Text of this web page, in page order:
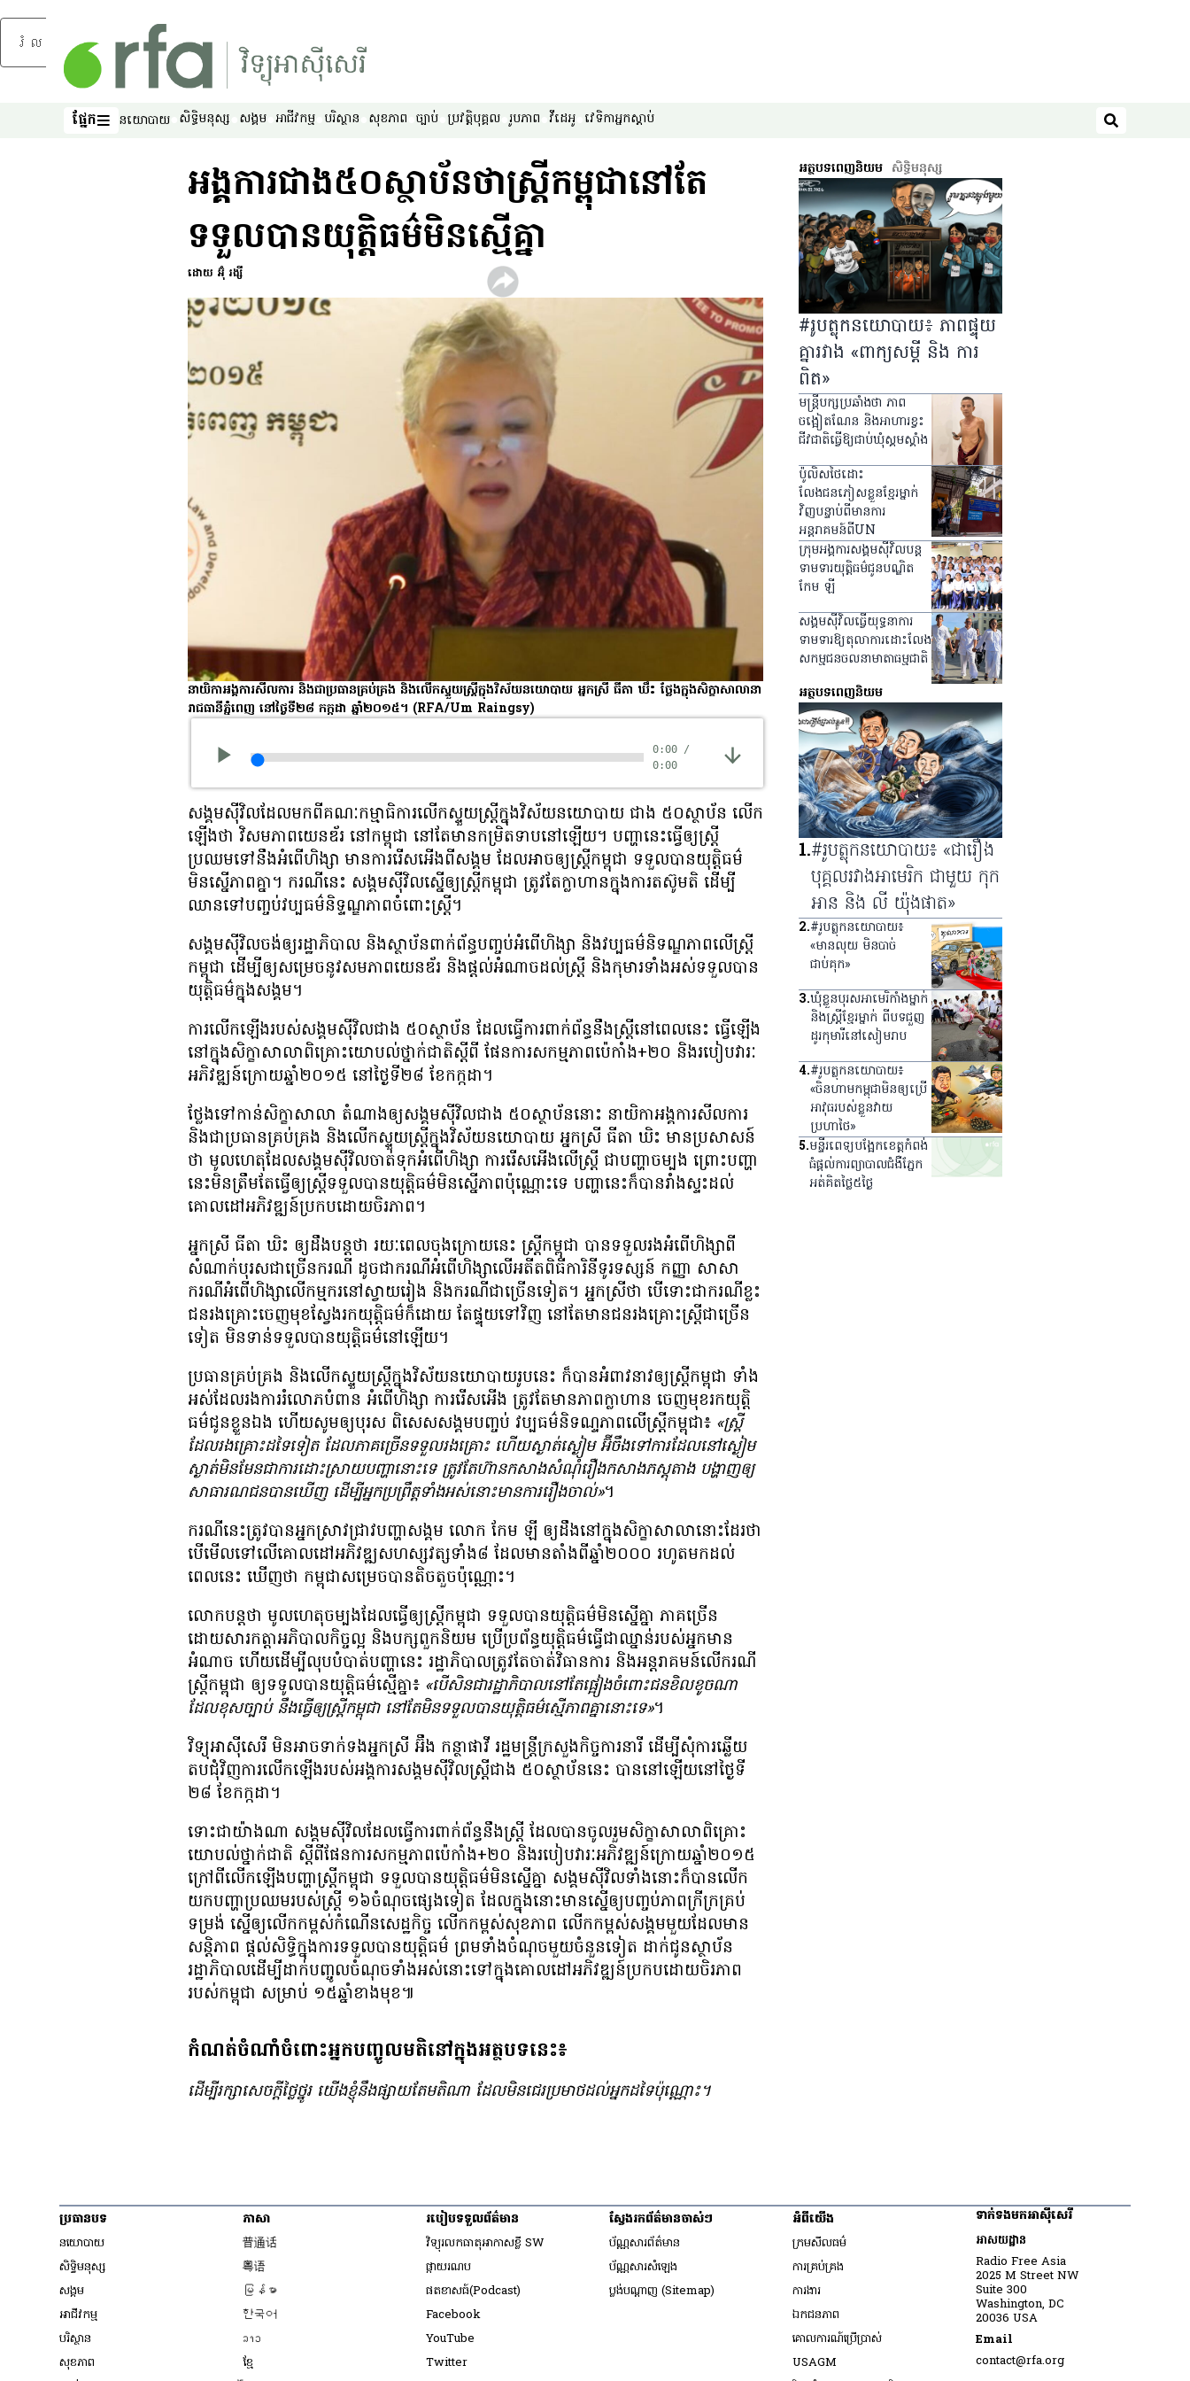
រំលងទៅមាតិកាចម្បង
ផ្នែក
ផ្នែក នយោបាយ សិទ្ធិ​មនុស្ស សង្គម អាជីវកម្ម បរិស្ថាន សុខភាព ច្បាប់ ប្រវត្តិបុគ្គល រូបភាព វីដេអូ វេទិកា​អ្នក​ស្ដាប់
ស្វែងរក
អង្គការ​ជាង​៥០​ស្ថាប័ន​ថា​ស្ត្រី​កម្ពុជា​នៅ​តែ​
ទទួល​បាន​យុត្តិធម៌​មិន​ស្មើ​​គ្នា
ដោយ អ៊ុំ រង្សី
នាយិកា​អង្គការ​សីលការ និង​ជា​ប្រធាន​គ្រប់គ្រង និង​លើក​ស្ទួយ​ស្ត្រី​ក្នុង​វិស័យ​នយោបាយ អ្នកស្រី ធីតា ឃឹះ ថ្លែង​ក្នុង​សិក្ខាសាលា​នា​
រាជធានី​ភ្នំពេញ នៅ​ថ្ងៃ​ទី​២៨ កក្កដា ឆ្នាំ​២០១៥។ (RFA/Um Raingsy)
0:00 /
0:00
សង្គម​ស៊ីវិល​ដែល​មក​ពី​គណៈកម្មាធិការ​លើក​ស្ទួយ​ស្ត្រី​ក្នុង​វិស័យ​នយោបាយ ជាង ៥០​ស្ថាប័ន លើក​
ឡើង​ថា វិសមភាព​យេនឌ័រ នៅ​កម្ពុជា នៅ​តែ​មាន​កម្រិត​ទាប​នៅ​ឡើយ។ បញ្ហា​នេះ​ធ្វើ​ឲ្យ​ស្ត្រី​
ប្រឈម​ទៅ​នឹង​អំពើ​ហិង្សា មាន​ការ​រើសអើង​ពី​សង្គម ដែល​អាច​ឲ្យ​ស្ត្រី​កម្ពុជា ទទួល​បាន​យុត្តិធម៌​
មិន​ស្នើ​ភាព​គ្នា។ ករណី​នេះ សង្គម​ស៊ីវិល​ស្នើ​ឲ្យ​ស្ត្រី​កម្ពុជា ត្រូវ​តែ​ក្លាហាន​ក្នុង​ការ​តស៊ូ​មតិ ដើម្បី​
ឈាន​ទៅ​បញ្ចប់​វប្បធម៌​និទ្ទណ្ឌភាព​ចំពោះ​ស្ត្រី។
សង្គម​ស៊ីវិល​ចង់​ឲ្យ​រដ្ឋាភិបាល និង​ស្ថាប័ន​ពាក់ព័ន្ធ​បញ្ចប់​អំពើ​ហិង្សា និង​វប្បធម៌​និទណ្ឌភាព​លើ​ស្ត្រី​
កម្ពុជា ដើម្បី​ឲ្យ​សម្រេច​នូវ​សមភាព​យេនឌ័រ និង​ផ្ដល់​អំណាច​ដល់​ស្ត្រី និង​កុមារ​ទាំង​អស់​ទទួល​បាន​
យុត្តិធម៌​ក្នុង​សង្គម។
​ការ​លើក​ឡើង​របស់​សង្គម​ស៊ីវិល​ជាង ៥០​ស្ថាប័ន ដែល​ធ្វើការ​ពាក់ព័ន្ធ​នឹង​ស្ត្រី​នៅ​ពេល​នេះ ធ្វើ​ឡើង​
នៅ​ក្នុង​សិក្ខាសាលា​ពិគ្រោះ​យោបល់​ថ្នាក់​ជាតិ​ស្ដីពី ផែនការ​សកម្មភាព​ប៉េកាំង+២០ និង​របៀបវារៈ​
អភិវឌ្ឍន៍​ក្រោយ​ឆ្នាំ​២០១៥ នៅ​ថ្ងៃ​ទី​២៨ ខែ​កក្កដា។
ថ្លែង​ទៅ​កាន់​សិក្ខាសាលា តំណាង​ឲ្យ​សង្គម​ស៊ីវិល​ជាង ៥០​ស្ថាប័ន​នោះ នាយិកា​អង្គការ​សីលការ
និង​ជា​ប្រធាន​គ្រប់គ្រង និង​លើក​ស្ទួយ​ស្ត្រី​ក្នុង​វិស័យ​នយោបាយ អ្នកស្រី ធីតា ឃិះ មាន​ប្រសាសន៍​
ថា មូលហេតុ​ដែល​សង្គម​ស៊ីវិល​ចាត់​ទុក​អំពើ​ហិង្សា ការ​រើស​អើង​លើ​ស្ត្រី ជា​បញ្ហា​ចម្បង ព្រោះ​បញ្ហា​
នេះ​មិន​ត្រឹមតែ​ធ្វើ​ឲ្យ​ស្ត្រី​ទទួល​បាន​យុត្តិធម៌​មិន​ស្នើ​ភាព​ប៉ុណ្ណោះ​ទេ បញ្ហា​នេះ​ក៏​បាន​រាំងស្ទះ​ដល់​
គោលដៅ​អភិវឌ្ឍន៍​ប្រកប​ដោយ​ចិរភាព។
អ្នកស្រី ធីតា ឃិះ ឲ្យ​ដឹង​បន្ត​ថា រយៈពេល​ចុង​ក្រោយ​នេះ ស្ត្រី​កម្ពុជា បាន​ទទួល​រង​អំពើ​ហិង្សា​ពី​
សំណាក់​បុរស​ជា​ច្រើន​ករណី ដូចជា​ករណី​អំពើ​ហិង្សា​លើ​អតីត​ពិធី​ការិនី​ទូរទស្សន៍ កញ្ញា សាសា
ករណី​អំពើ​ហិង្សា​លើ​កម្មករ​នៅ​ស្វាយរៀង និង​ករណី​ជា​ច្រើន​ទៀត។ អ្នកស្រី​ថា បើ​ទោះ​ជា​ករណី​ខ្លះ
ជន​រង​គ្រោះ​ចេញ​មុខ​ស្វែង​រក​យុត្តិធម៌​ក៏ដោយ តែ​ផ្ទុយ​ទៅ​វិញ នៅ​តែ​មាន​ជន​រង​គ្រោះ​ស្ត្រី​ជា​ច្រើន​
ទៀត មិន​ទាន់​ទទួល​បាន​យុត្តិធម៌​នៅ​ឡើយ។
ប្រធាន​គ្រប់គ្រង និង​លើក​ស្ទួយ​ស្ត្រី​ក្នុង​វិស័យ​នយោបាយ​រូប​នេះ ក៏​បាន​អំពាវនាវ​ឲ្យ​ស្ត្រី​កម្ពុជា ទាំង​
អស់​ដែល​រង​ការ​រំលោភ​បំពាន អំពើ​ហិង្សា ការ​រើសអើង ត្រូវ​តែ​មាន​ភាព​ក្លាហាន ចេញមុខ​រក​យុត្តិ
ធម៌​ជូន​ខ្លួន​ឯង ហើយ​សូម​ឲ្យ​បុរស ពិសេស​សង្គម​បញ្ចប់ វប្បធម៌​និទណ្ទភាព​លើ​ស្ត្រី​កម្ពុជា៖ «ស្ត្រី​
ដែល​រង​គ្រោះ​ដទៃ​ទៀត ដែល​ភាគ​ច្រើន​ទទួល​រង​គ្រោះ ហើយ​ស្ងាត់ស្ងៀម អ៊ីចឹង​ទៅ​ការ​ដែល​នៅ​ស្ងៀម
ស្ងាត់​មិន​មែន​ជា​ការ​ដោះស្រាយ​បញ្ហា​នោះ​ទេ ត្រូវ​តែ​ហ៊ាន​កសាង​សំណុំរឿង​កសាង​ភស្តុតាង បង្ហាញ​ឲ្យ​
សាធារណជន​បាន​ឃើញ ដើម្បី​អ្នក​ប្រព្រឹត្ត​ទាំង​អស់​នោះ​មាន​ការ​រឿង​ចាល់»។
ករណី​នេះ​ត្រូវ​បាន​អ្នក​ស្រាវជ្រាវ​បញ្ហា​សង្គម លោក កែម ឡី ឲ្យ​ដឹង​នៅ​ក្នុង​សិក្ខាសាលា​នោះ​ដែរ​ថា
បើ​មើល​ទៅ​លើ​គោលដៅ​អភិវឌ្ឍ​សហស្សវត្ស​ទាំង​៨ ដែល​មាន​តាំង​ពី​ឆ្នាំ​២០០០ រហូត​មក​ដល់​
ពេល​នេះ ឃើញ​ថា កម្ពុជា​សម្រេច​បាន​តិចតួច​ប៉ុណ្ណោះ។
លោក​បន្ត​ថា មូលហេតុ​ចម្បង​ដែល​ធ្វើ​ឲ្យ​ស្ត្រី​កម្ពុជា ទទួល​បាន​យុត្តិធម៌​មិន​ស្នើ​គ្នា ភាគច្រើន​
ដោយសារ​កត្តា​អភិបាលកិច្ច​ល្អ និង​បក្សពួក​និយម ប្រើ​ប្រព័ន្ធ​យុត្តិធម៌​ធ្វើ​ជា​ឈ្នាន់​របស់​អ្នក​មាន​
អំណាច ហើយ​ដើម្បី​លុប​បំបាត់​បញ្ហា​នេះ រដ្ឋាភិបាល​ត្រូវ​តែ​ចាត់​វិធានការ និង​អន្តរាគមន៍​លើ​ករណី​
ស្ត្រី​កម្ពុជា ឲ្យ​ទ​ទូល​បាន​យុត្តិធម៌​ស្មើ​គ្នា៖ «បើសិនជា​រដ្ឋាភិបាល​នៅ​តែ​ផ្អៀង​ចំពោះ​ជន​ខិលខូច​ណា​
ដែល​ខុស​ច្បាប់ នឹង​ធ្វើ​ឲ្យ​ស្ត្រី​កម្ពុជា នៅ​តែ​មិន​ទទួល​បាន​យុត្តិធម៌​ស្មើភាព​គ្នា​នោះ​ទេ»។
​វិទ្យុ​អាស៊ីសេរី មិន​អាច​ទាក់ទង​អ្នកស្រី អ៊ឹង កន្ថាផាវី រដ្ឋមន្ត្រី​ក្រសួង​កិច្ចការ​នារី ដើម្បី​សុំ​ការ​ឆ្លើយ​
តប​ជុំវិញ​ការ​លើក​ឡើង​របស់​អង្គការ​សង្គម​ស៊ីវិល​ស្ត្រី​ជាង ៥០​ស្ថាប័ន​នេះ បាន​នៅ​ឡើយ​នៅ​ថ្ងៃ​ទី​
២៨ ខែ​កក្កដា។
ទោះ​ជា​យ៉ាង​ណា សង្គម​ស៊ីវិល​ដែល​ធ្វើការ​ពាក់ព័ន្ធ​នឹង​ស្ត្រី ដែល​បាន​ចូលរួម​សិក្ខាសាលា​ពិគ្រោះ​
យោបល់​ថ្នាក់​ជាតិ ស្ដីពី​ផែនការ​សកម្មភាព​ប៉េកាំង+២០ និង​របៀបវារៈ​អភិវឌ្ឍន៍​ក្រោយ​ឆ្នាំ​២០១៥
ក្រៅ​ពី​លើក​ឡើង​បញ្ហា​ស្ត្រី​កម្ពុជា ទទួល​បាន​យុត្តិធម៌​មិន​ស្នើ​គ្នា សង្គម​ស៊ីវិល​ទាំង​នោះ​ក៏​បាន​លើក​
យក​បញ្ហា​ប្រឈម​របស់​ស្ត្រី ១៦​ចំណុច​ផ្សេង​ទៀត ដែល​ក្នុង​នោះ​មាន​ស្នើ​ឲ្យ​បញ្ចប់​ភាព​ក្រីក្រ​គ្រប់​
ទម្រង់ ស្នើ​ឲ្យ​លើក​កម្ពស់​កំណើន​សេដ្ឋកិច្ច លើក​កម្ពស់​សុខភាព លើក​កម្ពស់​សង្គម​មួយ​ដែល​មាន​
សន្តិភាព ផ្ដល់​សិទ្ធិ​ក្នុង​ការ​ទទួល​បាន​យុត្តិធម៌ ព្រមទាំង​ចំណុច​មួយ​ចំនួន​ទៀត ដាក់​ជូន​ស្ថាប័ន​
រដ្ឋាភិបាល​ដើម្បី​ដាក់​បញ្ចូល​ចំណុច​ទាំង​អស់​នោះ​ទៅ​ក្នុង​គោលដៅ​អភិវឌ្ឍន៍​ប្រកប​ដោយ​ចិរភាព​
របស់​កម្ពុជា សម្រាប់ ១៥​ឆ្នាំ​ខាង​មុខ៕
កំណត់ចំណាំចំពោះអ្នកបញ្ចូលមតិនៅក្នុងអត្ថបទនេះ៖
ដើម្បី​រក្សា​សេចក្ដី​ថ្លៃថ្នូរ យើង​ខ្ញុំ​នឹង​ផ្សាយ​តែ​មតិ​ណា ដែល​មិន​ជេរ​ប្រមាថ​ដល់​អ្នក​ដទៃ​ប៉ុណ្ណោះ។
អត្ថបទពេញនិយម សិទ្ធិ​មនុស្ស
#រូបត្លុកនយោបាយ៖ ភាពផ្ទុយ
គ្នារវាង «ពាក្យសម្ដី និង ការ
ពិត»
មន្ត្រីបក្សប្រឆាំងថា ភាព
ចង្អៀតណែន និងអាហារខ្វះ
ជីវជាតិធ្វើឱ្យជាប់ឃុំស្គមស្គាំង
ប៉ូលិសថៃដោះ
លែងជនភៀសខ្លួនខ្មែរម្នាក់
វិញបន្ទាប់ពីមានការ
អន្តរាគមន៍ពីUN
ក្រុមអង្គការសង្គមស៊ីវិលបន្ត
ទាមទារយុត្តិធម៌ជូនបណ្ឌិត
កែម ឡី
សង្គមស៊ីវិលធ្វើយុទ្ធនាការ
ទាមទារឱ្យតុលាការដោះលែង
សកម្មជនចលនាមាតាធម្មជាតិ
អត្ថបទពេញនិយម
1.#រូបត្លុកនយោបាយ៖ «ជារឿង
បុគ្គលរវាងអាមេរិក ជាមួយ កុក
អាន និង លី យ៉ុងផាត»
2.#រូបត្លុកនយោបាយ៖
«មានលុយ មិនបាច់
ជាប់គុក»
3.ឃុំ​ខ្លួន​បុរស​អាមេរិកាំង​ម្នាក់
និង​ស្ត្រី​ខ្មែរ​ម្នាក់ ពី​បទ​ជួញ​
ដូរ​កុមារី​នៅ​សៀមរាប
4.#រូបត្លុកនយោបាយ៖
«ចិនហាមកម្ពុជាមិនឲ្យប្រើ
អាវុធរបស់ខ្លួនវាយ
ប្រហាថៃ»
5.មន្ទីរពេទ្យ​បង្អែក​ខេត្ត​កំពង់
ធំ​ផ្ដល់​ការ​ព្យាបាល​ជំងឺ​ភ្នែក​
អត់​គិត​ថ្លៃ​៥​ថ្ងៃ
ប្រធានបទ
នយោបាយ
សិទ្ធិ​មនុស្ស
សង្គម
អាជីវកម្ម
បរិស្ថាន
សុខភាព
ភាសា
普通话
粤语
မြန်မာ
한국어
ລາວ
ខ្មែ
របៀប​ទទួល​ព័ត៌មាន​
វិទ្យុ​រលក​ធាតុអាកាស​ខ្លី SW
​ផ្កាយ​រណប
​ផតខាសធ៍(Podcast)
Facebook
YouTube
Twitter
ស្វែងរកព័ត៌មានចាស់ៗ
ប័ណ្ណសារ​ព័ត៌មាន​
ប័ណ្ណសារ​សំឡេង
ប្លង់បណ្តាញ (Sitemap)
អំពីយើង
ក្រមសីលធម៌
ការគ្រប់គ្រង
ការងារOpens in new window
ឯកជនភាព
គោលការណ៍ប្រើប្រាស់
USAGM
ទាក់ទងមកអាស៊ីសេរី
អាសយដ្ឋាន
Radio Free Asia
2025 M Street NW
Suite 300
Washington, DC
20036 USA
Email
contact@rfa.org